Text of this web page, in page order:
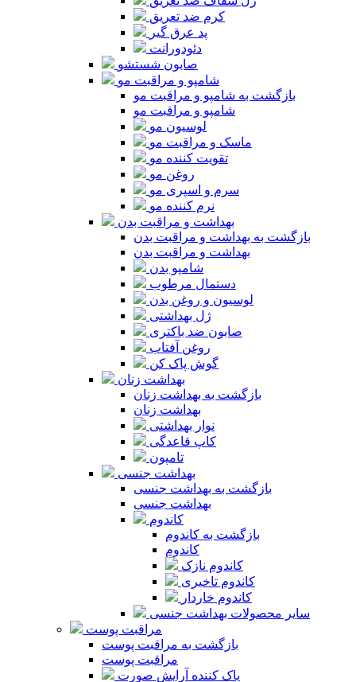
کرم ضد تعریق
پد عرق گیر
دئودورانت
صابون شستشو
شامپو و مراقبت مو
بازگشت به شامپو و مراقبت مو
شامپو و مراقبت مو
لوسیون مو
ماسک و مراقبت مو
تقویت کننده مو
روغن مو
سرم و اسپری مو
نرم کننده مو
بهداشت و مراقبت بدن
بازگشت به بهداشت و مراقبت بدن
بهداشت و مراقبت بدن
شامپو بدن
دستمال مرطوب
لوسیون و روغن بدن
ژل بهداشتی
صابون ضد باکتری
روغن آفتاب
گوش پاک کن
بهداشت زنان
بازگشت به بهداشت زنان
بهداشت زنان
نوار بهداشتی
کاپ قاعدگی
تامپون
بهداشت جنسی
بازگشت به بهداشت جنسی
بهداشت جنسی
کاندوم
بازگشت به کاندوم
کاندوم
کاندوم نازک
کاندوم تاخیری
کاندوم خاردار
سایر محصولات بهداشت جنسی
مراقبت پوست
بازگشت به مراقبت پوست
مراقبت پوست
پاک کننده آرایش صورت